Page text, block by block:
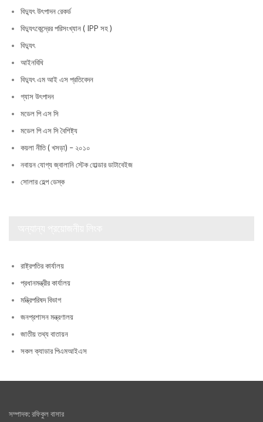
বিদ্যুৎ উৎপাদন রেকর্ড
বিদ্যুৎকেন্দ্রের পরিসংখ্যান ( IPP সহ )
বিদ্যুৎ
আইনবিধি
বিদ্যুৎ এম আই এস প্রতিবেদন
গ্যাস উৎপাদন
মডেল পি এস সি
মডেল পি এস সি বৈশিষ্ট্য
কয়লা নীতি ( খসড়া) – ২০১০
নবায়ন যোগ্য জ্বালানি স্টেক হোল্ডার ডাটাবেইজ
সোলার হেল্প ডেস্ক
রাষ্ট্রপতির কার্যালয়
প্রধানমন্ত্রীর কার্যালয়
মন্ত্রিপরিষদ বিভাগ
জনপ্রশাসন মন্ত্রণালয়
জাতীয় তথ্য বাতায়ন
সকল ক্যাডার পিএমআইএস
সম্পাদক: রফিকুল বাসার